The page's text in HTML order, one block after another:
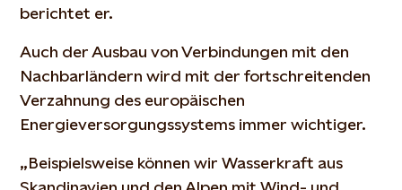
berichtet er.
Auch der Ausbau von Verbindungen mit den
Nachbarländern wird mit der fortschreitenden
Verzahnung des europäischen
Energieversorgungssystems immer wichtiger.
„Beispielsweise können wir Wasserkraft aus